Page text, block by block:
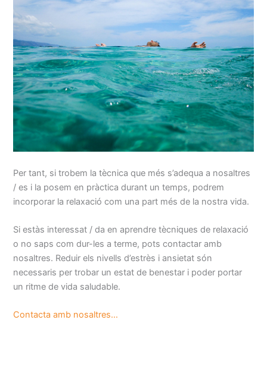
Per tant, si trobem la tècnica que més s’adequa a nosaltres
/ es i la posem en pràctica durant un temps, podrem
incorporar la relaxació com una part més de la nostra vida.
Si estàs interessat / da en aprendre tècniques de relaxació
o no saps com dur-les a terme, pots contactar amb
nosaltres. Reduir els nivells d’estrès i ansietat són
necessaris per trobar un estat de benestar i poder portar
un ritme de vida saludable.
Contacta amb nosaltres…